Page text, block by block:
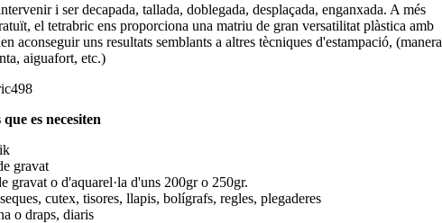
i ser decapada, tallada, doblegada, desplaçada, enganxada. A més
el tetrabric ens proporciona una matriu de gran versatilitat plàstica amb
aconseguir uns resultats semblants a altres tècniques d'estampació, (manera
aiguafort, etc.)
es necesiten
gravat
gravat o d'aquarel·la d'uns 200gr o 250gr.
cutex, tisores, llapis, bolígrafs, regles, plegaderes
o draps, diaris